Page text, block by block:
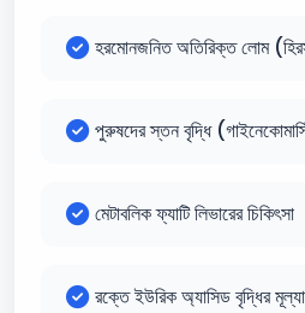
হরমোনজনিত অতিরিক্ত লোম
পুরুষদের স্তন বৃদ্ধি
মেটাবলিক ফ্যাটি লিভারের চিকিৎসা
রক্তে ইউরিক অ্যাসিড বৃদ্ধির